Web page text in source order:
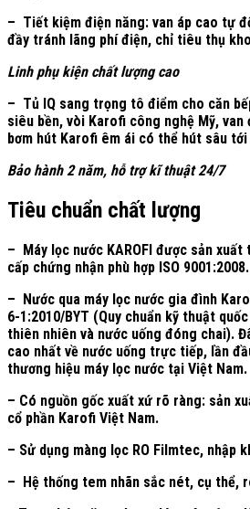
– Tiết kiệm điện năng: van áp cao tự
đầy tránh lãng phí điện, chỉ tiêu thụ
Linh phụ kiện chất lượng cao
– Tủ IQ sang trọng tô điểm cho căn
siêu bền, vòi Karofi công nghệ Mỹ,
bơm hút Karofi êm ái có thể hút sâu
Bảo hành 2 năm, hỗ trợ kĩ thuật 24/7
Tiêu chuẩn chất lượng
– Máy lọc nước KAROFI được sản
cấp chứng nhận phù hợp ISO 9001:2008.
– Nước qua máy lọc nước gia đình
6-1:2010/BYT (Quy chuẩn kỹ thuật
thiên nhiên và nước uống đóng chai).
cao nhất về nước uống trực tiếp, lần
thương hiệu máy lọc nước tại Việt Nam.
– Có nguồn gốc xuất xứ rõ ràng: sản
cổ phần Karofi Việt Nam.
– Sử dụng màng lọc RO Filmtec, nhập
– Hệ thống tem nhãn sắc nét, cụ thể,